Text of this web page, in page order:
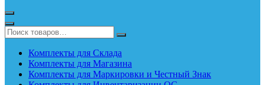
Комплекты для Склада
Комплекты для Магазина
Комплекты для Маркировки и Честный Знак